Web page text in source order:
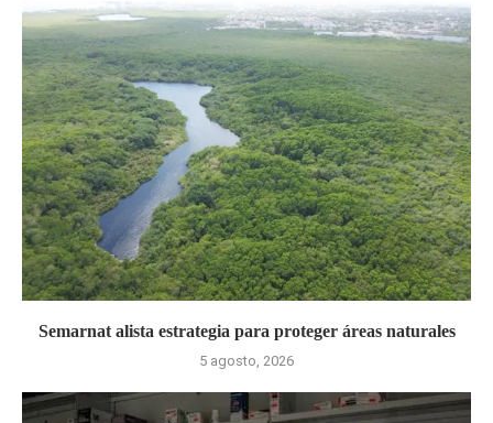
Semarnat alista estrategia para proteger áreas naturales
5 agosto, 2026